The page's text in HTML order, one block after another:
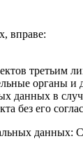
вправе:
третьим
органы и
в
его
данных: